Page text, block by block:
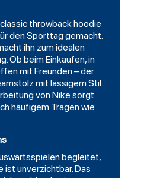
throwback hoodie
den Sporttag gemacht.
ihn zum idealen
Ob beim Einkaufen, in
mit Freunden – der
mit lässigem Stil.
von Nike sorgt
häufigem Tragen wie
begleitet,
ist unverzichtbar. Das